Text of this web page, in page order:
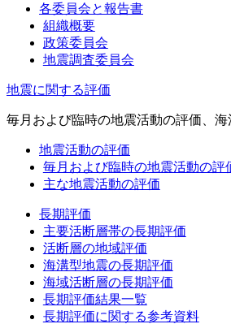
各委員会と報告書
組織概要
政策委員会
地震調査委員会
地震に関する評価
毎月および臨時の地震活動の評価、
地震活動の評価
毎月および臨時の地震活動の評
主な地震活動の評価
長期評価
主要活断層帯の長期評価
活断層の地域評価
海溝型地震の長期評価
海域活断層の長期評価
長期評価結果一覧
長期評価に関する参考資料